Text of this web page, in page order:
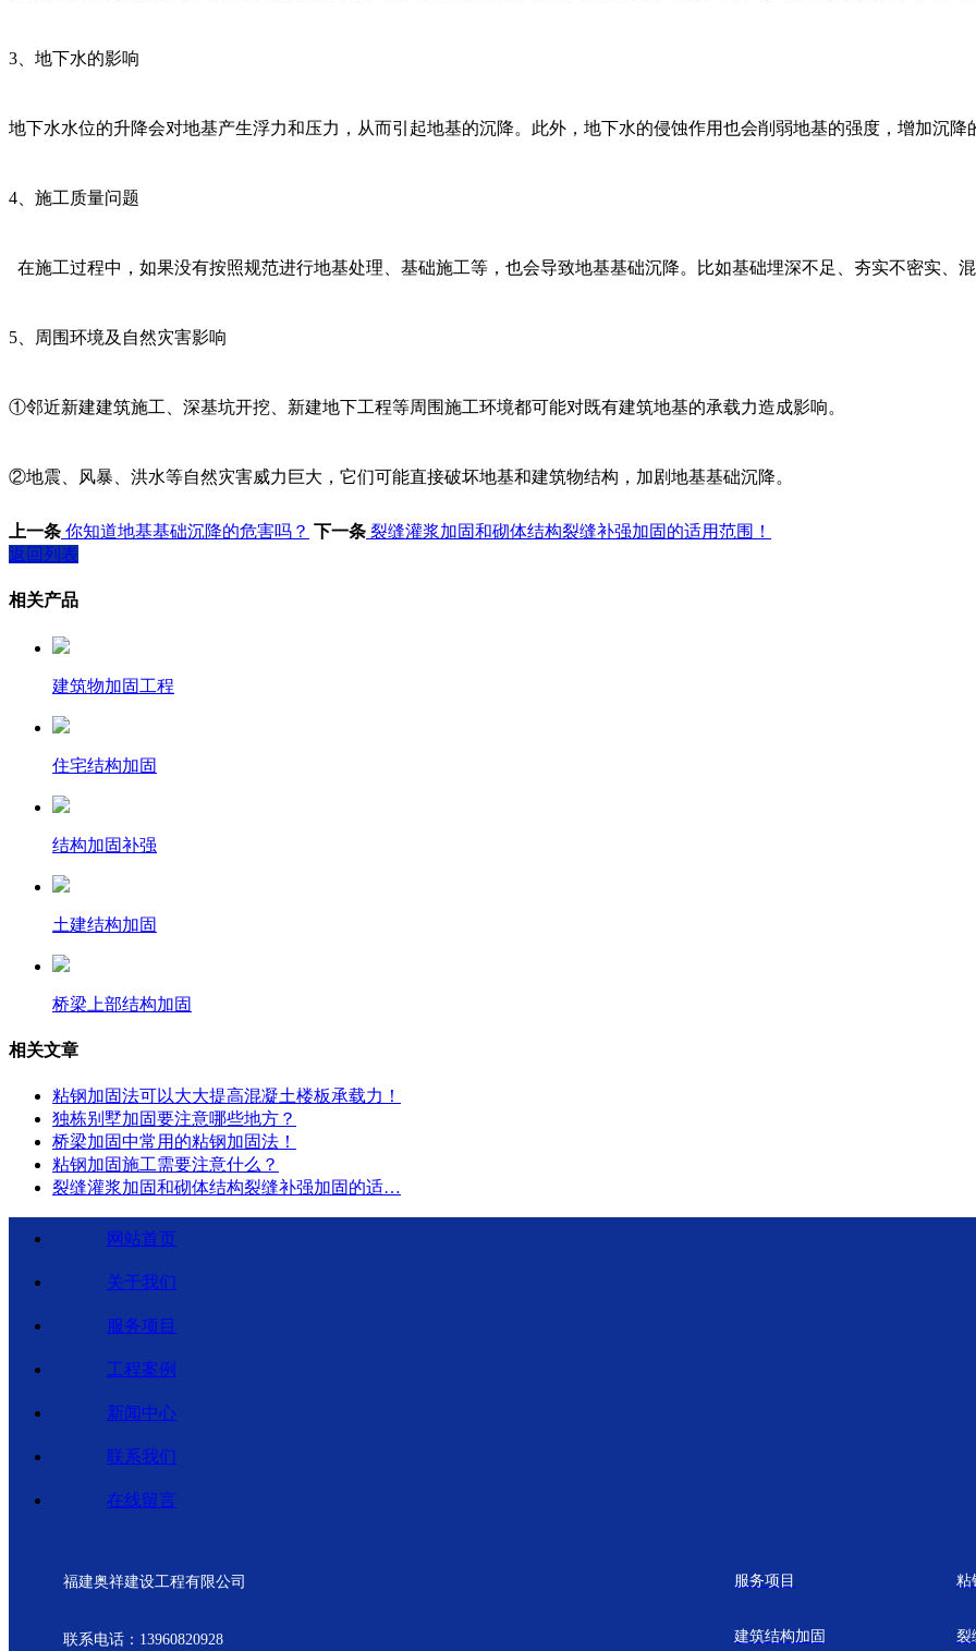
3 、地下水的影响
地下水水位的升降会对地基产生浮力和压力 ，从而引起地基的沉降。此外，地下水的侵蚀作用也会削弱地基的强度，增加沉降
4 、施工质量问题
在施工过程中，如果没有按照规范进行地基处理、基础施工等，也会导致地基基础沉降。比如基础埋深不足、夯实不密实、
5、 周围环境及自然灾害影响
①邻近新建建筑施工、深基坑开挖、新建地下工程等周围施工环境都可能对既有建筑地基的承载力造成影响。
②地震、风暴、洪水等自然灾害威力巨大，它们可能直接破坏地基和建筑物结构，加剧地基基础沉降。
上一条 你知道地基基础沉降的危害吗？ 下一条 裂缝灌浆加固和砌体结构裂缝补强加固的适用范围！
返回列表
相关产品
建筑物加固工程
住宅结构加固
结构加固补强
土建结构加固
桥梁上部结构加固
相关文章
粘钢加固法可以大大提高混凝土楼板承载力！
独栋别墅加固要注意哪些地方？
桥梁加固中常用的粘钢加固法！
粘钢加固施工需要注意什么？
裂缝灌浆加固和砌体结构裂缝补强加固的适…
网站首页
关于我们
服务项目
工程案例
新闻中心
联系我们
在线留言
福建奥祥建设工程有限公司
联系电话：13960820928
服务项目 粘
建筑结构加固 裂